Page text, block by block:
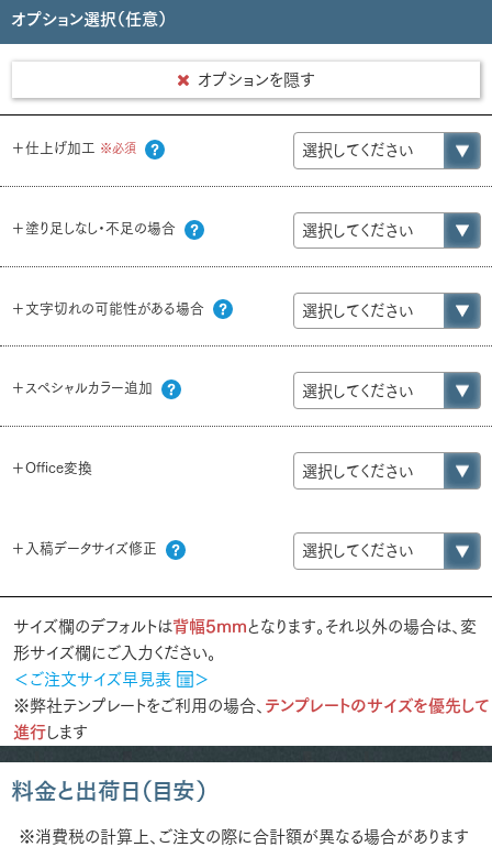
オプション選択（任意）
オプションを隠す
＋仕上げ加工 ※必須
＋塗り足しなし・不足の場合
＋文字切れの可能性がある場合
＋スペシャルカラー追加
＋Office変換
＋入稿データサイズ修正
サイズ欄のデフォルトは背幅5mmとなります。それ以外の場合は、変
形サイズ欄にご入力ください。
＜ご注文サイズ早見表
＞
※弊社テンプレートをご利用の場合、 テンプレートのサイズを優先して
進行します
料金と出荷日（目安）
※消費税の計算上、ご注文の際に合計額が異なる場合があります